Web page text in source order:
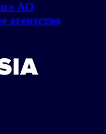
АО
агентство